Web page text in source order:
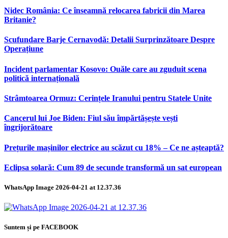
Nidec România: Ce înseamnă relocarea fabricii din Marea
Britanie?
Scufundare Barje Cernavodă: Detalii Surprinzătoare Despre
Operațiune
Incident parlamentar Kosovo: Ouăle care au zguduit scena
politică internațională
Strâmtoarea Ormuz: Cerințele Iranului pentru Statele Unite
Cancerul lui Joe Biden: Fiul său împărtășește vești
îngrijorătoare
Prețurile mașinilor electrice au scăzut cu 18% – Ce ne așteaptă?
Eclipsa solară: Cum 89 de secunde transformă un sat european
WhatsApp Image 2026-04-21 at 12.37.36
Suntem și pe FACEBOOK